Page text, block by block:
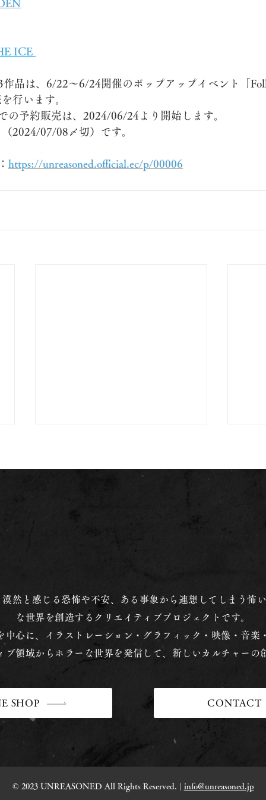
ICE
作品は、6/22〜6/24開催のポップアップイベント「
行います。
の予約販売は、2024/06/24より開始します。
2024/07/08〆切）です。
https://unreasoned.official.ec/p/00006
然と感じる恐怖や不安、ある事象から連想してしまう怖
な世界を創造するクリエイティブプロジェクトです。
中心に、イラストレーション・グラフィック・映像・音楽
ブ領域からホラーな世界を発信して、新しいカルチャーの
SHOP CONTACT
© 2023 UNREASONED All Rights Reserved. | info@unreasoned.jp